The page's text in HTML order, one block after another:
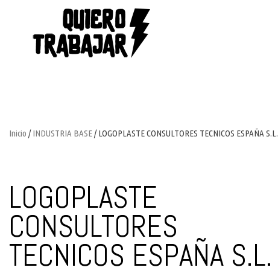
Inicio /INDUSTRIA BASE/ LOGOPLASTE CONSULTORES TECNICOS ESPAÑA S.L.
LOGOPLASTE
CONSULTORES
TECNICOS ESPAÑA S.L.